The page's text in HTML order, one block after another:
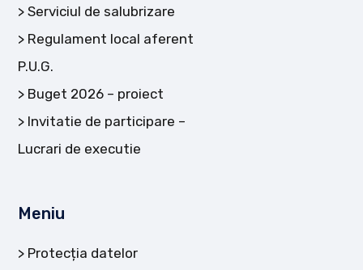
Serviciul de salubrizare
Regulament local aferent
P.U.G.
Buget 2026 – proiect
Invitatie de participare –
Lucrari de executie
Meniu
Protecția datelor